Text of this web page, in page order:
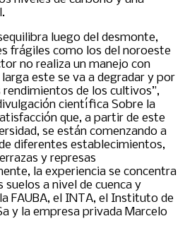
luego del desmonte,
frágiles como los del noroeste
no realiza un manejo con
este se va a degradar y por
de los cultivos”,
científica Sobre la
que, a partir de este
se están comenzando a
diferentes establecimientos,
y represas
la experiencia se concentra
a nivel de cuenca y
FAUBA, el INTA, el Instituto de
y la empresa privada Marcelo